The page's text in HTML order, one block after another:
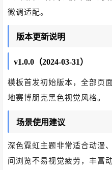
微调适配。
版本更新说明
v1.0.0（2024-03-31）
模板首发初始版本，全部页
地赛博朋克黑色视觉风格。
场景使用建议
深色霓虹主题非常适合动漫
间浏览不易视觉疲劳，丰富